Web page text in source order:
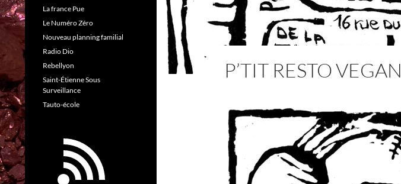
P’TIT RESTO VEGAN
La france Pue
Le Numéro Zéro
Nouveau planning familial
Radio Dio
Rebellyon
Saint-Étienne Sous
Surveillance
Tauto-école